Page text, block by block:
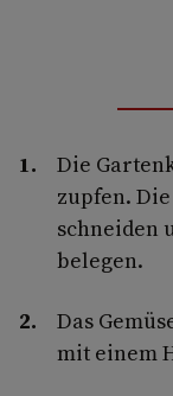
Die
zupfen.
schneiden
belegen.
Das
mit einem